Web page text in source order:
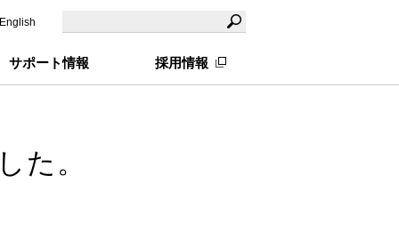
English
サポート情報 採用情報
た。